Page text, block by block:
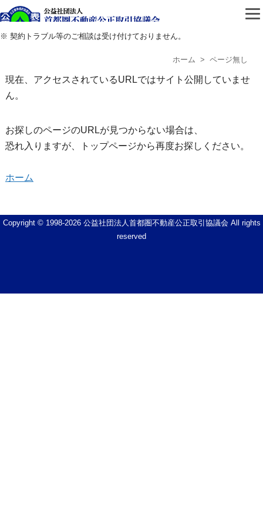
公益社団法人首都圏不
※ 契約トラブル等のご相談は受け付けておりません。
ホーム > ページ無し
現在、アクセスされているURLではサイト公開していませ
ん。
お探しのページのURLが見つからない場合は、
恐れ入りますが、トップページから再度お探しください。
ホーム
Copyright © 1998-2026 公益社団法人首都圏不動産公正取引協議会 All rights
reserved